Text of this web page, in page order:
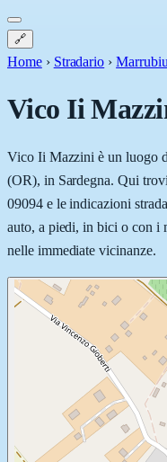
🔗
Home › Stradario › Marrubiu
Vico Ii
Vico Ii Mazzini è un luogo
(OR), in Sardegna. Qui
09094 e le indicazioni
auto, a piedi, in bici o con i
nelle immediate vicinanze.